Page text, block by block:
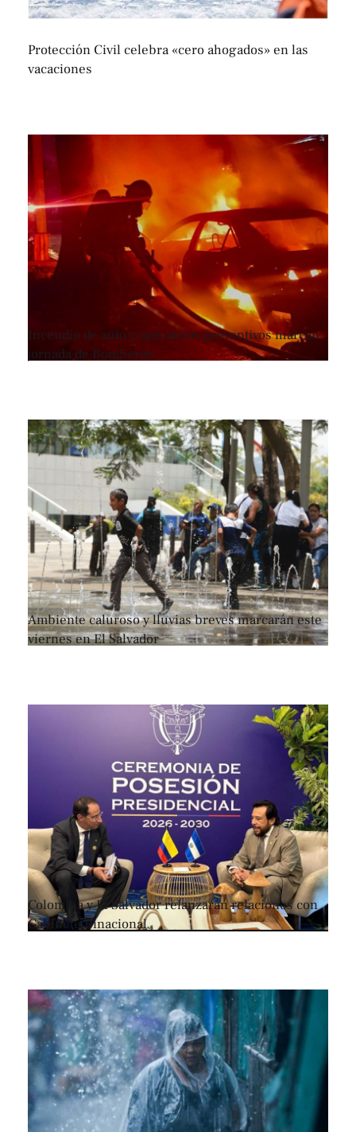
Protección Civil celebra «cero ahogados» en las
vacaciones
Incendio de auto y operativos preventivos marcan
jornada de Bomberos
Ambiente caluroso y lluvias breves marcarán este
viernes en El Salvador
Colombia y El Salvador relanzarán relaciones con
Gabinete Binacional